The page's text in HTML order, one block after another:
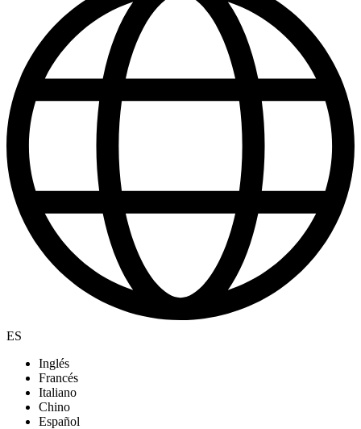
ES
Inglés
Francés
Italiano
Chino
Español